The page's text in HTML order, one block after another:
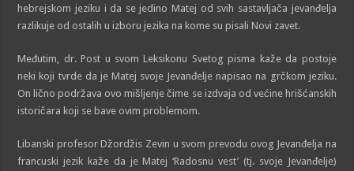
hebrejskom jeziku i da se jedino Matej od svih sastavljača jevanđelja
razlikuje od ostalih u izboru jezika na kome su pisali Novi zavet.
Međutim, dr. Post u svom Leksikonu Svetog pisma kaže da postoje
neki koji tvrde da je Matej svoje Jevanđelje napisao na grčkom jeziku.
On lično podržava ovo mišljenje čime se izdvaja od većine hrišćanskih
istoričara koji se bave ovim problemom.
Libanski profesor Džordžis Zevin u svom prevodu ovog Jevanđelja na
francuski jezik kaže da je Matej ‘Radosnu vest’ (tj. svoje Jevanđelje)